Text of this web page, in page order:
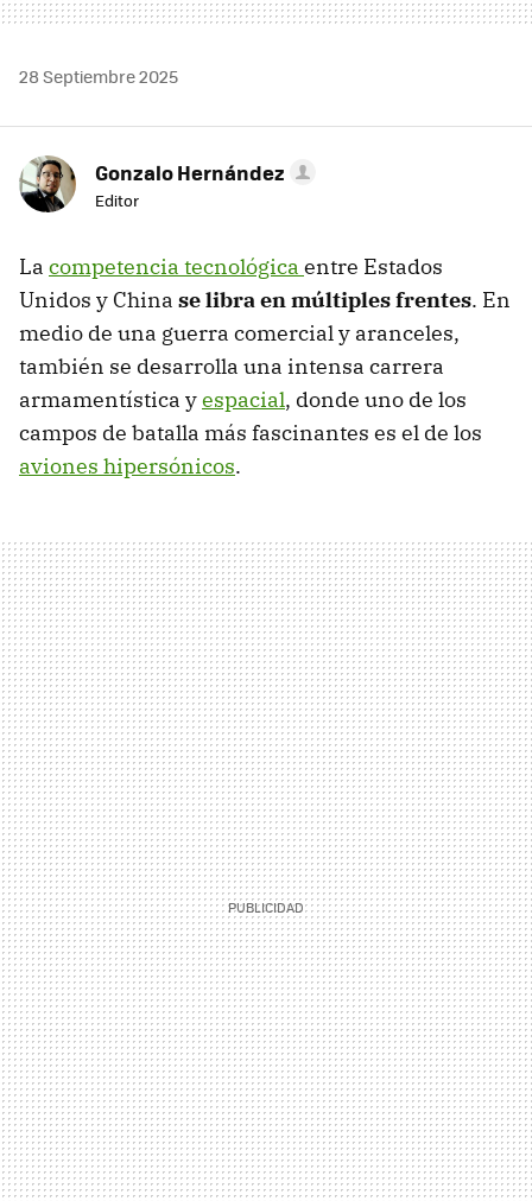
28 Septiembre 2025
Gonzalo Hernández
Editor
La competencia tecnológica entre Estados
Unidos y China se libra en múltiples frentes. En
medio de una guerra comercial y aranceles,
también se desarrolla una intensa carrera
armamentística yespacial, donde uno de los
campos de batalla más fascinantes es el de los
aviones hipersónicos.